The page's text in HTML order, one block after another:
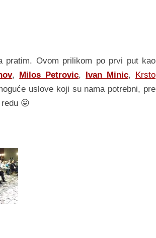
pratim. Ovom prilikom po prvi put kao
, Milos Petrovic, Ivan Minic, Krsto
uslove koji su nama potrebni, pre
😛